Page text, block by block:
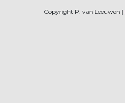
Copyright P. van Leeuwen |